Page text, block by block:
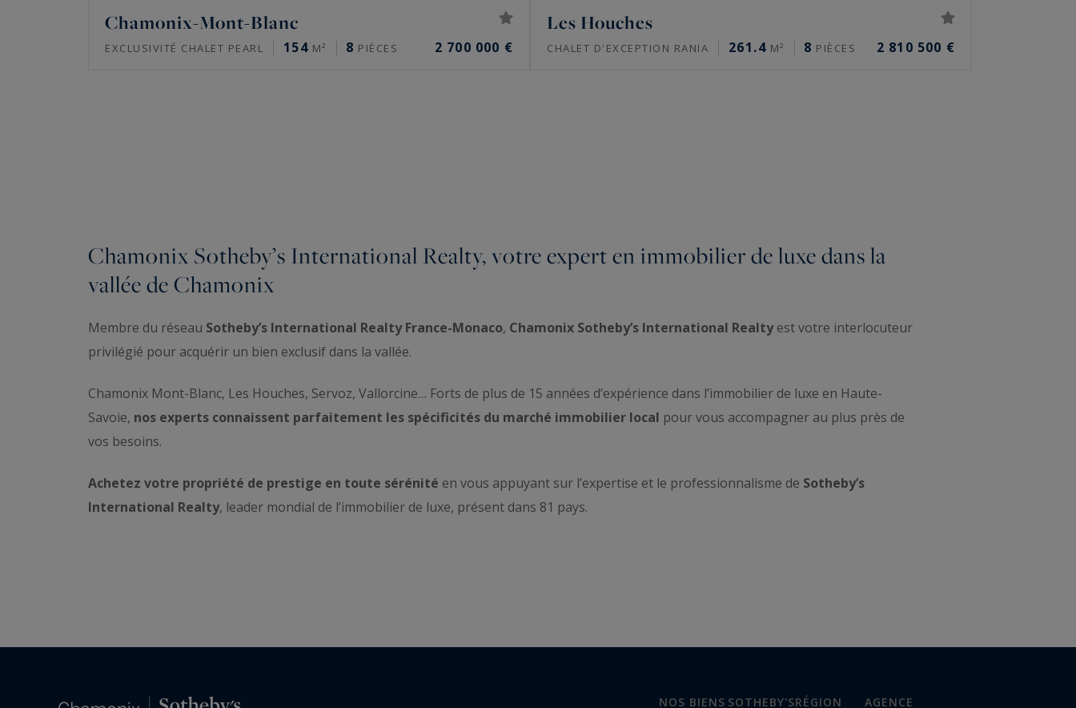
Chamonix-Mont-Blanc
EXCLUSIVITÉ CHALET PEARL 154 M² 8 PIÈCES 2 700 000 €
Les Houches
CHALET D'EXCEPTION RANIA 261.4 M² 8 PIÈCES 2 810 500 €
Chamonix Sotheby’s International Realty, votre expert en immobilier de luxe dans la
vallée de Chamonix
Membre du réseau Sotheby’s International Realty France-Monaco, Chamonix Sotheby’s International Realtyest votre interlocuteur
privilégié pour acquérir un bien exclusif dans la vallée.
Chamonix Mont-Blanc, Les Houches, Servoz, Vallorcine… Forts de plus de 15 années d’expérience dans l’immobilier de luxe en Haute-
Savoie, nos experts connaissent parfaitement les spécificités du marché immobilier local pour vous accompagner au plus près de
vos besoins.
Achetez votre propriété de prestige en toute sérénité en vous appuyant sur l’expertise et le professionnalisme de Sotheby’s
International Realty, leader mondial de l’immobilier de luxe, présent dans 81 pays.
NOS BIENS SOTHEBY'SRÉGION AGENCE